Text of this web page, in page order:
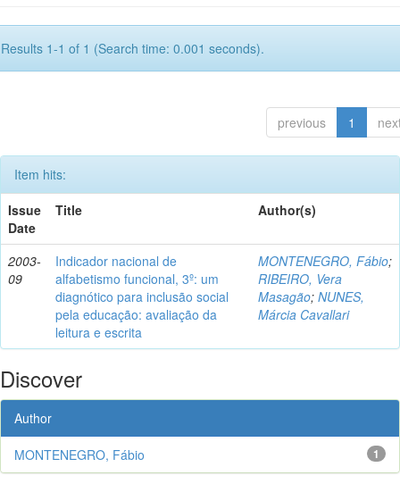
Results 1-1 of 1 (Search time: 0.001 seconds).
previous 1
Item hits:
Issue
Date
Title Author(s)
2003-
09
Indicador nacional de
alfabetismo funcional, 3º: um
diagnótico para inclusão social
pela educação: avaliação da
leitura e escrita
MONTENEGRO, Fábio;
RIBEIRO, Vera
Masagão; NUNES,
Márcia Cavallari
Discover
Author
1
MONTENEGRO, Fábio